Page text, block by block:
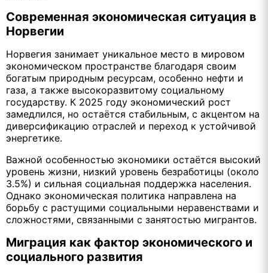
Современная экономическая ситуация в
Норвегии
Норвегия занимает уникальное место в мировом
экономическом пространстве благодаря своим
богатым природным ресурсам, особенно нефти и
газа, а также высокоразвитому социальному
государству. К 2025 году экономический рост
замедлился, но остаётся стабильным, с акцентом на
диверсификацию отраслей и переход к устойчивой
энергетике.
Важной особенностью экономики остаётся высокий
уровень жизни, низкий уровень безработицы (около
3.5%) и сильная социальная поддержка населения.
Однако экономическая политика направлена на
борьбу с растущими социальными неравенствами и
сложностями, связанными с занятостью мигрантов.
Миграция как фактор экономического и
социального развития